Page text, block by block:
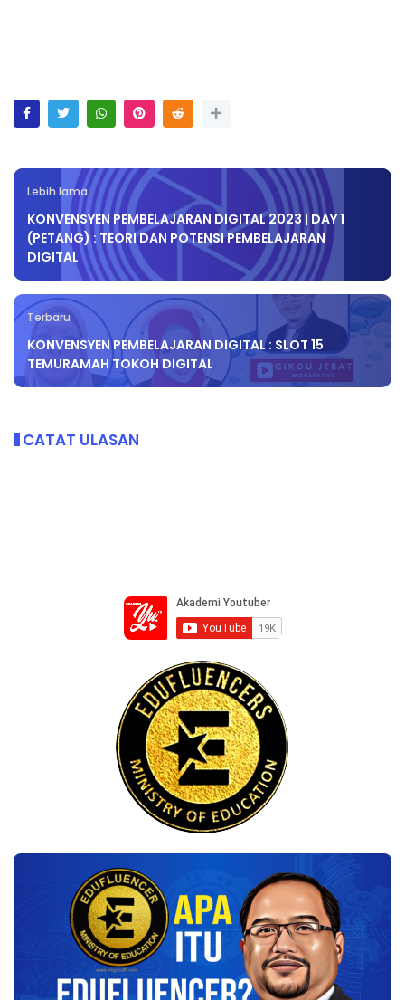
Lebih lama
KONVENSYEN PEMBELAJARAN DIGITAL 2023 | DAY 1
(PETANG) : TEORI DAN POTENSI PEMBELAJARAN
DIGITAL
Terbaru
KONVENSYEN PEMBELAJARAN DIGITAL : SLOT 15
TEMURAMAH TOKOH DIGITAL
CATAT ULASAN